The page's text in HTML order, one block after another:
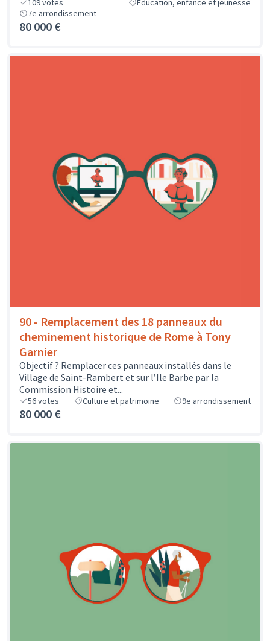
109votes
Éducation, enfance et jeunesse
7e arrondissement
80 000 €
90 - Remplacement des 18 panneaux du
cheminement historique de Rome à Tony
Garnier
Objectif ? Remplacer ces panneaux installés dans le
Village de Saint-Rambert et sur l’Ile Barbe par la
Commission Histoire et...
56votes Culture et patrimoine 9e arrondissement
80 000 €